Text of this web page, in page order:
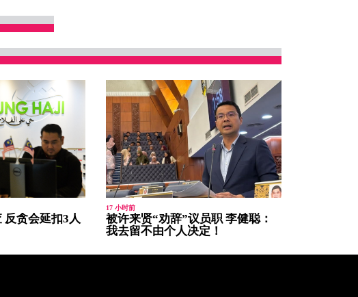
反贪会延扣3人
17 小时前
被许来贤“劝辞”议员职 李健聪：
我去留不由个人决定！